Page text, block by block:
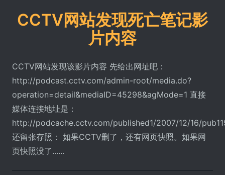
CCTV网站发现死亡笔记影
片内容
CCTV网站发现该影片内容 先给出网址吧：
http://podcast.cctv.com/admin-root/media.do?
operation=detail&mediaID=45298&agMode=1 直接
媒体连接地址是：
http://podcache.cctv.com/published1/2007/12/16/
还留张存照： 如果CCTV删了，还有网页快照。如果网
页快照没了......